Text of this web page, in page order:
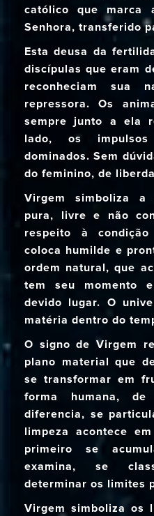
católico que marca
Senhora, transferido
Esta deusa da
discípulas que eram
reconheciam sua
repressora. Os
sempre junto a ela
lado, os
dominados. Sem
do feminino, de
Virgem simboliza a
pura, livre e não
respeito à
coloca humilde e
ordem natural, que
tem seu momento
devido lugar. O
matéria dentro do
O signo de Virgem
plano material que
se transformar em
forma humana,
diferencia, se
limpeza acontece
primeiro se
examina, se
determinar os limites
Virgem simboliza os